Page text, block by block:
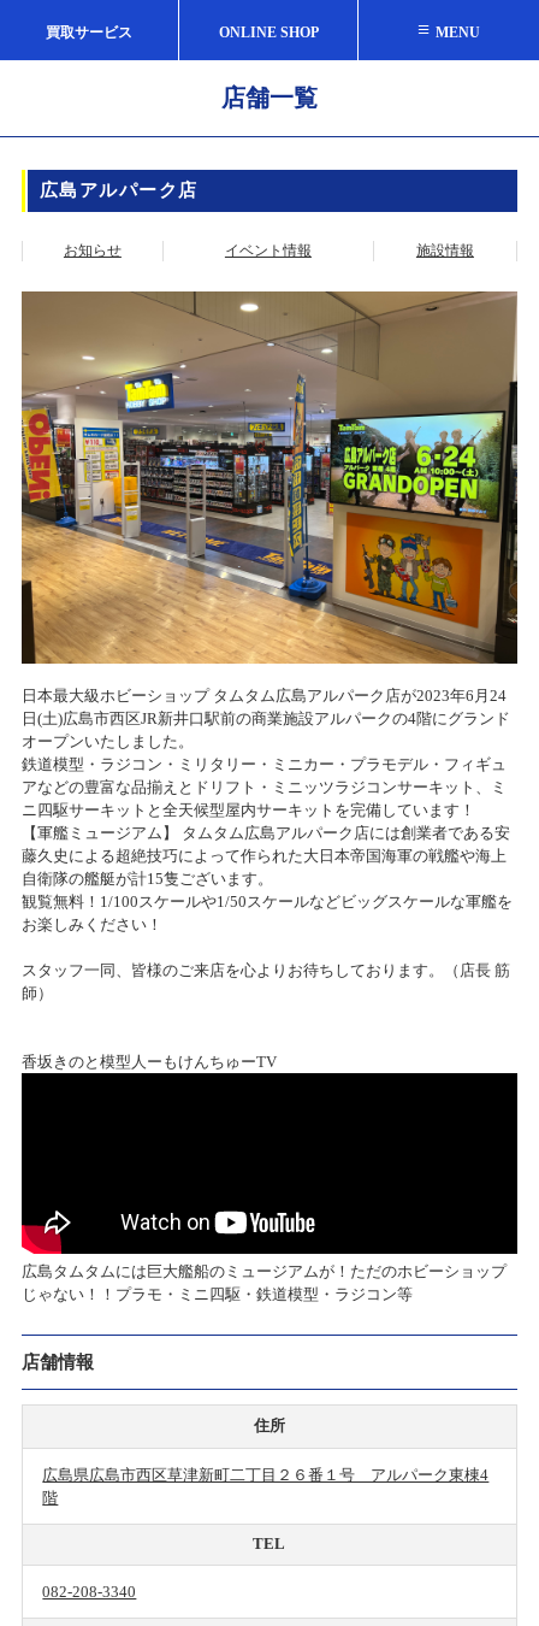
買取サービス ONLINE SHOP ≡ MENU
店舗一覧
広島アルパーク店
お知らせ イベント情報 施設情報
日本最大級ホビーショップ タムタム広島アルパーク店が2023年6月24
日(土)広島市西区JR新井口駅前の商業施設アルパークの4階にグランド
オープンいたしました。
鉄道模型・ラジコン・ミリタリー・ミニカー・プラモデル・フィギュ
アなどの豊富な品揃えとドリフト・ミニッツラジコンサーキット、ミ
ニ四駆サーキットと全天候型屋内サーキットを完備しています！
【軍艦ミュージアム】 タムタム広島アルパーク店には創業者である安
藤久史による超絶技巧によって作られた大日本帝国海軍の戦艦や海上
自衛隊の艦艇が計15隻ございます。
観覧無料！1/100スケールや1/50スケールなどビッグスケールな軍艦を
お楽しみください！
スタッフ一同、皆様のご来店を心よりお待ちしております。（店長 筋
師）
香坂きのと模型人ーもけんちゅーTV
広島タムタムには巨大艦船のミュージアムが！ただのホビーショップ
じゃない！！プラモ・ミニ四駆・鉄道模型・ラジコン等
店舗情報
住所
広島県広島市西区草津新町二丁目２６番１号 アルパーク東棟4
階
TEL
082-208-3340